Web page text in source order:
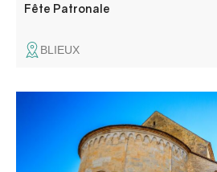
Fête Patronale
BLIEUX
L'ancienne cathédrale de Senez
pour y admirer un mobilier
monument typique du premier art